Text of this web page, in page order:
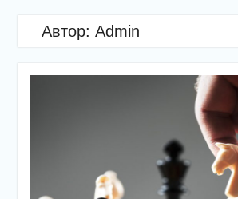
Автор: Admin